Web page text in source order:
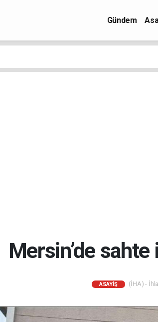
Gündem
Mersin’de
ASAYIŞ (İHA) -